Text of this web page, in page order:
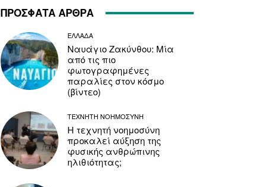
ΠΡΟΣΦΑΤΑ ΑΡΘΡΑ
ΕΛΛΑΔΑ
Ναυάγιο Ζακύνθου: Μία
από τις πιο
φωτογραφημένες
παραλίες στον κόσμο
(βίντεο)
ΤΕΧΝΗΤΗ ΝΟΗΜΟΣΥΝΗ
Η τεχνητή νοημοσύνη
προκαλεί αύξηση της
φυσικής ανθρώπινης
ηλιθιότητας;